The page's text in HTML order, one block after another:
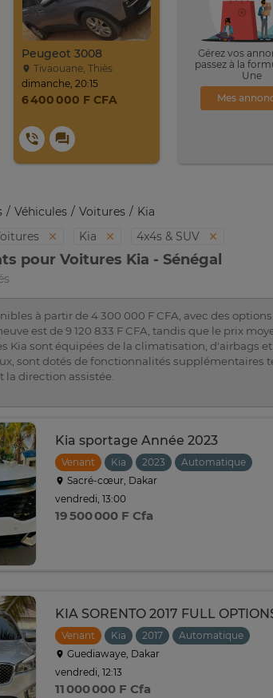
Peugeot 3008
Tivaouane, Thiès
dimanche, 20:15
6 400 000 F CFA
Gérez vos
passez à la
Une
Mes
Véhicules Voitures
Kia
Kia 4x4s & SUV
pour Voitures Kia - Sénégal
à partir de 4 300 000 F CFA, avec des
est de 9 120 833 F CFA, tandis que le prix
Kia sont équipées de la climatisation, d'airbags
sont dotés de fonctionnalités supplémentaires
la direction assistée.
Kia sportage Année 2023
Venant Kia 2023
Automatique
Sacré-cœur, Dakar
vendredi, 13:00
19 500 000 F Cfa
KIA SORENTO 2017 FULL
Venant Kia 2017
Automatique
Guediawaye, Dakar
vendredi, 12:13
11 000 000 F Cfa